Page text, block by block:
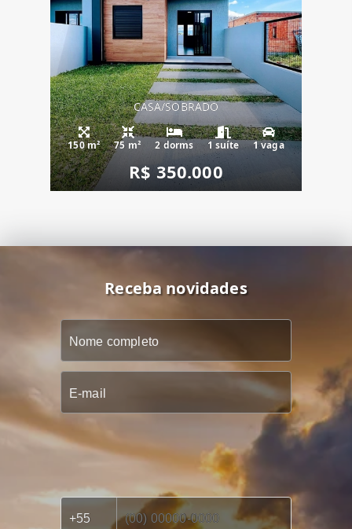
CASA/SOBRADO
150 m² 75 m² 2 dorms 1 suíte 1 vaga
R$ 350.000
Receba novidades